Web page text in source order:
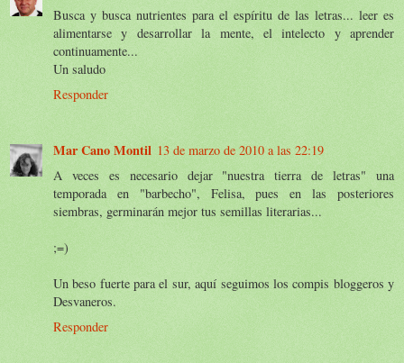
Busca y busca nutrientes para el espíritu de las letras... leer es
alimentarse y desarrollar la mente, el intelecto y aprender
continuamente...
Un saludo
Responder
Mar Cano Montil 13 de marzo de 2010 a las 22:19
A veces es necesario dejar "nuestra tierra de letras" una
temporada en "barbecho", Felisa, pues en las posteriores
siembras, germinarán mejor tus semillas literarias...
;=)
Un beso fuerte para el sur, aquí seguimos los compis bloggeros y
Desvaneros.
Responder